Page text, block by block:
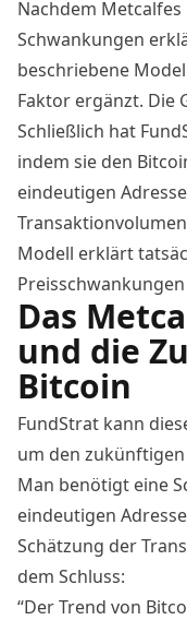
Nachdem Metcalfes
Schwankungen
beschriebene
Faktor ergänzt. Die
Schließlich hat
indem sie den
eindeutigen
Modell erklärt
Das
und die
Bitcoin
FundStrat kann
um den
Man benötigt eine
eindeutigen
Schätzung der
dem Schluss:
“Der Trend von